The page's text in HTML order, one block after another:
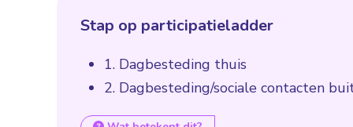
Stap op participatieladder
1. Dagbesteding thuis
2. Dagbesteding/sociale contacten